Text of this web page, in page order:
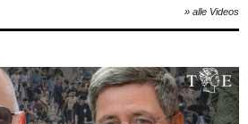
» alle Videos